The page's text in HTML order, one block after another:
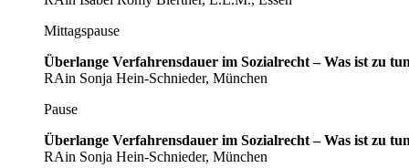
Mittagspause
Überlange Verfahrensdauer im Sozialrecht – Was ist zu
RAin Sonja Hein-Schnieder, München
Pause
Überlange Verfahrensdauer im Sozialrecht – Was ist zu
RAin Sonja Hein-Schnieder, München